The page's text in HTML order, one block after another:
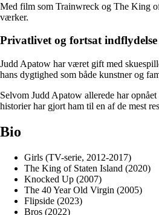
Med film som Trainwreck og The King of
værker.
Privatlivet og fortsat indflydelse
Judd Apatow har været gift med
hans dygtighed som både kunstner og
Selvom Judd Apatow allerede har
historier har gjort ham til en af ​​de mest
Bio
Girls (TV-serie, 2012-2017)
The King of Staten Island (2020)
Knocked Up (2007)
The 40 Year Old Virgin (2005)
Flipside (2023)
Bros (2022)